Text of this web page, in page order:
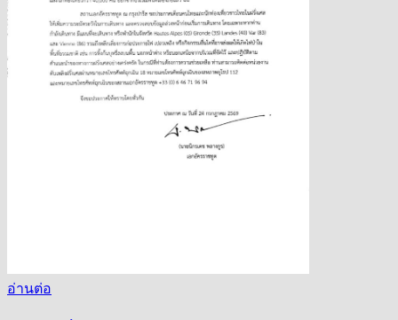
อ่านต่อ